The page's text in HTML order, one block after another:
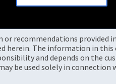
recommendations provided
The information in this
and depends on the
be used solely in connection